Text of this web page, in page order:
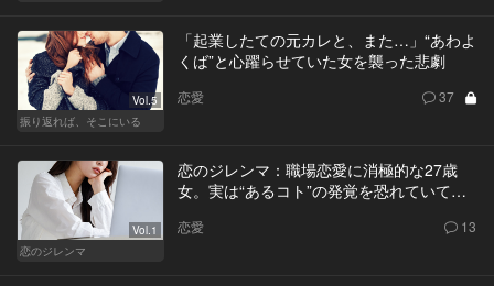
Vol.5
振り返れば、そこにいる
「起業したての元カレと、また…」“あわよ
くば”と心躍らせていた女を襲った悲劇
恋愛 37
Vol.1
恋のジレンマ
恋のジレンマ：職場恋愛に消極的な27歳
女。実は“あるコト”の発覚を恐れていて…
恋愛 13